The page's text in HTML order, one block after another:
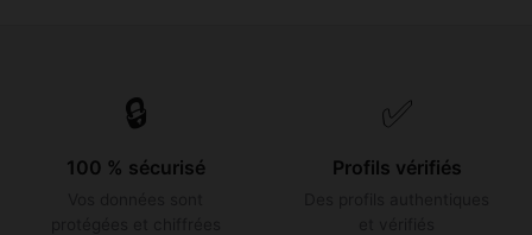
🔒
100 % sécurisé
✅
Profils vérifiés